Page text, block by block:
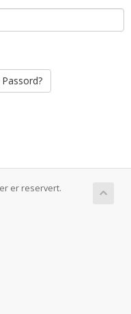
er reservert.